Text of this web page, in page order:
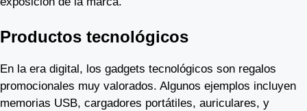
Productos tecnológicos
En la era digital, los gadgets tecnológicos son regalos
promocionales muy valorados. Algunos ejemplos incluyen
memorias USB, cargadores portátiles, auriculares, y